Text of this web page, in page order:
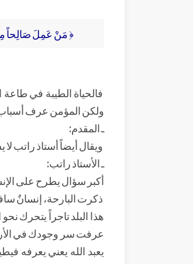
﴿ مَنْ عَمِلَ صَالِحاً مِنْ
فالحياة الطيبة في
ولكن المؤمن عرف
ـ المقدم:
ويقال أيضاً أستاذ راتب
ـ الأستاذ راتب:
أكبر سؤال يطرح على
ذكرت البارحة، إنسانٌ
هذا البلد تاجراً يتحرك
عرفت سر وجودك في
يعبد الله يعني يعرفه